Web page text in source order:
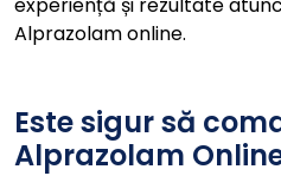
Alprazolam online.
Este sigur să
Alprazolam